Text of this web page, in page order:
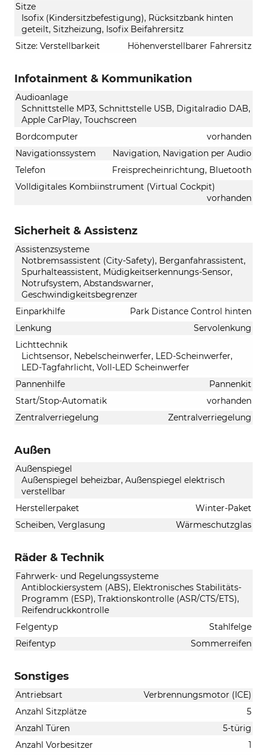
Sitze
Isofix (Kindersitzbefestigung), Rücksitzbank hinten
geteilt, Sitzheizung, Isofix Beifahrersitz
Sitze: Verstellbarkeit
Höhenverstellbarer Fahrersitz
Infotainment & Kommunikation
Audioanlage
Schnittstelle MP3, Schnittstelle USB, Digitalradio DAB,
Apple CarPlay, Touchscreen
Bordcomputer
vorhanden
Navigationssystem
Navigation, Navigation per Audio
Telefon
Freisprecheinrichtung, Bluetooth
Volldigitales Kombiinstrument (Virtual Cockpit)
vorhanden
Sicherheit & Assistenz
Assistenzsysteme
Notbremsassistent (City-Safety), Berganfahrassistent,
Spurhalteassistent, Müdigkeitserkennungs-Sensor,
Notrufsystem, Abstandswarner,
Geschwindigkeitsbegrenzer
Einparkhilfe
Park Distance Control hinten
Lenkung
Servolenkung
Lichttechnik
Lichtsensor, Nebelscheinwerfer, LED-Scheinwerfer,
LED-Tagfahrlicht, Voll-LED Scheinwerfer
Pannenhilfe
Pannenkit
Start/Stop-Automatik
vorhanden
Zentralverriegelung
Zentralverriegelung
Außen
Außenspiegel
Außenspiegel beheizbar, Außenspiegel elektrisch
verstellbar
Herstellerpaket
Winter-Paket
Scheiben, Verglasung
Wärmeschutzglas
Räder & Technik
Fahrwerk- und Regelungssysteme
Antiblockiersystem (ABS), Elektronisches Stabilitäts-
Programm (ESP), Traktionskontrolle (ASR/CTS/ETS),
Reifendruckkontrolle
Felgentyp
Stahlfelge
Reifentyp
Sommerreifen
Sonstiges
Antriebsart
Verbrennungsmotor (ICE)
Anzahl Sitzplätze
5
Anzahl Türen
5-türig
Anzahl Vorbesitzer
1